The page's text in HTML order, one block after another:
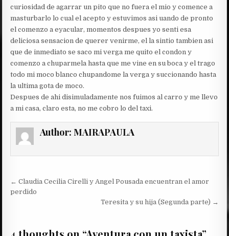
curiosidad de agarrar un pito que no fuera el mio y comence a
masturbarlo lo cual el acepto y estuvimos asi uando de pronto
el comenzo a eyacular, momentos despues yo senti esa
deliciosa sensacion de querer venirme, el la sintio tambien asi
que de inmediato se saco mi verga me quito el condon y
comenzo a chuparmela hasta que me vine en su boca y el trago
todo mi moco blanco chupandome la verga y succionando hasta
la ultima gota de moco.
Despues de ahi disimuladamente nos fuimos al carro y me llevo
a mi casa, claro esta, no me cobro lo del taxi.
Author: MAIRAPAULA
Post
navigation
← Claudia Cecilia Cirelli y Angel Pousada encuentran el amor
perdido
Teresita y su hija (Segunda parte) →